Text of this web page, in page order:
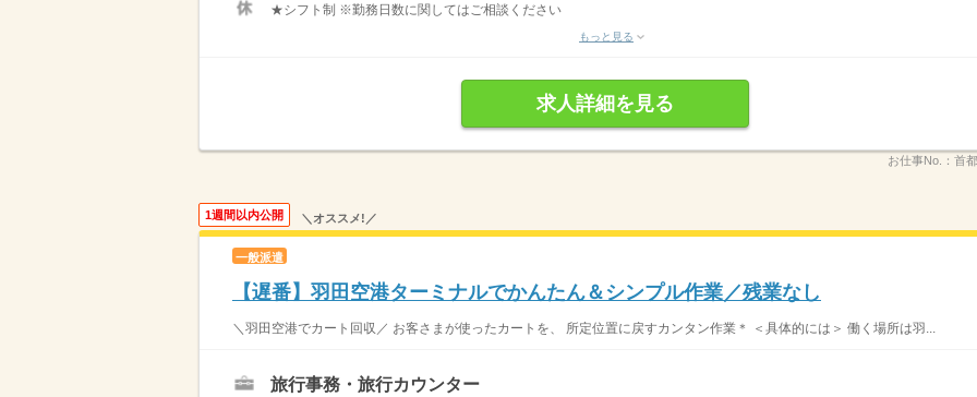
★シフト制 ※勤務日数に関してはご相談ください
もっと見る
求人詳細を見る
お仕事No.： 首
1週間以内公開 ＼オススメ!／
一般派遣
【遅番】羽田空港ターミナルでかんたん＆シンプル作業／残業なし
＼羽田空港でカート回収／ お客さまが使ったカートを、 所定位置に戻すカンタン作業＊ ＜具体的には＞ 働く場所は羽...
旅行事務・旅行カウンター